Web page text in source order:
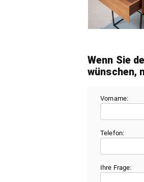
Wenn Sie
wünschen,
Vorname:
Telefon:
Ihre Frage: